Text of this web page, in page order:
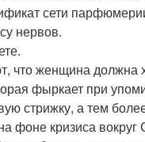
сети
нервов.
что женщина должна
фыркает при
стрижку, а тем
фоне кризиса